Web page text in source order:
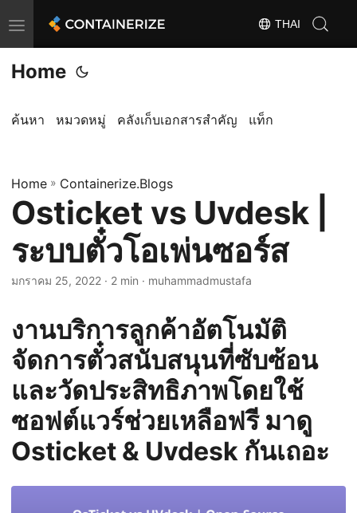
T
o
g
l
a
v
i
g
o
n
THAI
Home
ค้นหา หมวดหมู่ คลังเก็บเอกสารสำคัญ แท็ก
Home » Containerize.Blogs
Osticket vs Uvdesk |
ระบบตั๋วโอเพ่นซอร์ส
มกราคม 25, 2022 · 2 min · muhammadmustafa
งานบริการลูกค้าอัตโนมัติ
จัดการตั๋วสนับสนุนที่ซับซ้อน
และวัดประสิทธิภาพโดยใช้
ซอฟต์แวร์ช่วยเหลือฟรี มาดู
Osticket & Uvdesk กันเถอะ